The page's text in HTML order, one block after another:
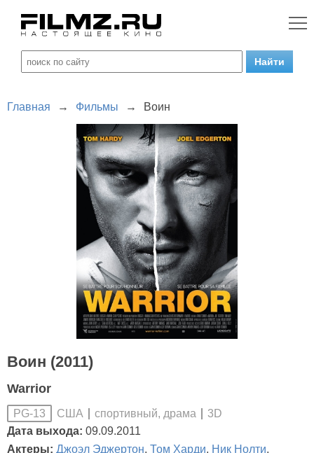
Главная → Фильмы → Воин
Воин (2011)
Warrior
PG-13 США спортивный, драма
3D
Дата выхода: 09.09.2011
Актеры: Джоэл Эджертон, Том Харди, Ник Нолти,